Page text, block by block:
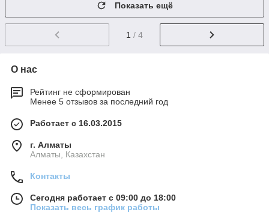
Показать ещё
1 / 4
О нас
Рейтинг не сформирован
Менее 5 отзывов за последний год
Работает с 16.03.2015
г. Алматы
Алматы, Казахстан
Контакты
Сегодня работает с 09:00 до 18:00
Показать весь график работы